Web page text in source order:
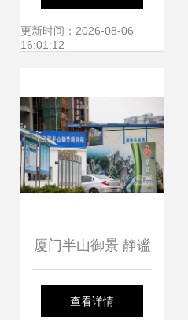
小学 区域文化与教
更新时间：2026-08-06
16:01:12
厦门半山御景 静谧
山居与优质教育资
查看详情